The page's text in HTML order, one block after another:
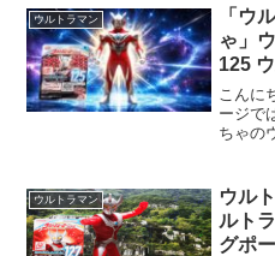
ンゼ
でガシ
ウルトラマン
「ウ
ゃ」
125
ズ ～
した
こんに
ージで
ちゃの
にウル
めのお
ウルトラマン
ウル
ルト
グポ